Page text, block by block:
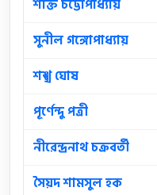
শক্তি চট্টোপাধ্যায়
সুনীল গঙ্গোপাধ্যায়
শঙ্খ ঘোষ
পূর্ণেন্দু পত্রী
নীরেন্দ্রনাথ চক্রবর্তী
সৈয়দ শামসুল হক